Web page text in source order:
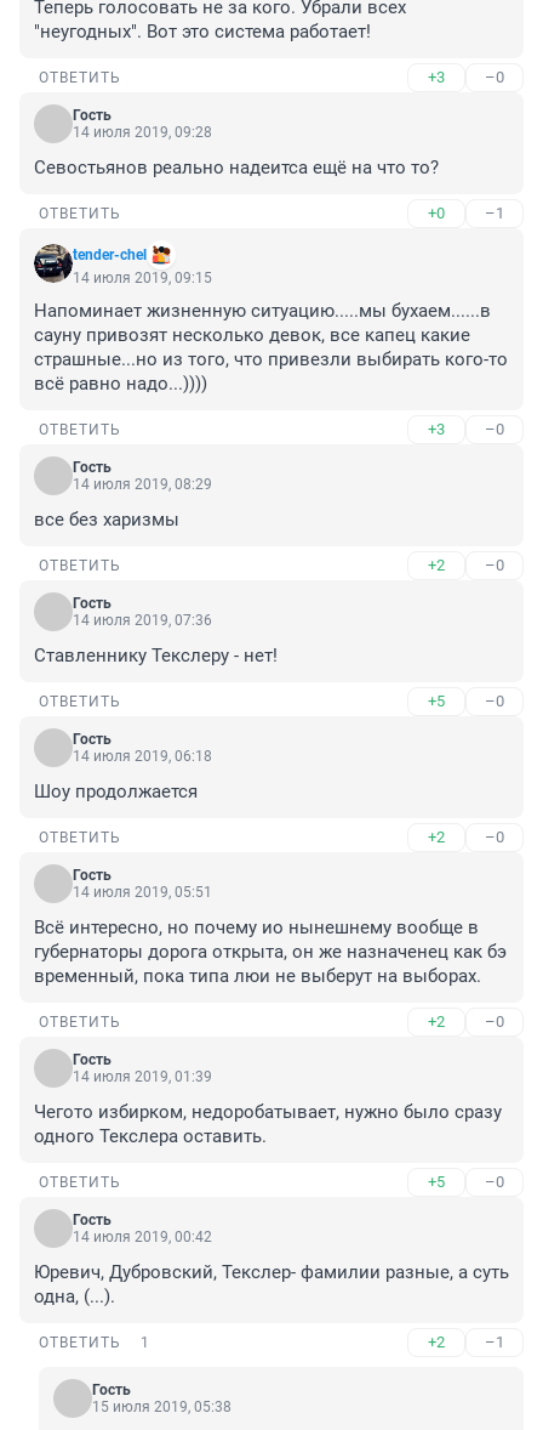
Теперь голосовать не за кого. Убрали всех
"неугодных". Вот это система работает!
ОТВЕТИТЬ +3 –0
Гость
14 июля 2019, 09:28
Севостьянов реально надеитса ещё на что то?
ОТВЕТИТЬ +0 –1
tender-chel
14 июля 2019, 09:15
Напоминает жизненную ситуацию.....мы бухаем......в
сауну привозят несколько девок, все капец какие
страшные...но из того, что привезли выбирать кого-то
всё равно надо...))))
ОТВЕТИТЬ +3 –0
Гость
14 июля 2019, 08:29
все без харизмы
ОТВЕТИТЬ +2 –0
Гость
14 июля 2019, 07:36
Ставленнику Текслеру - нет!
ОТВЕТИТЬ +5 –0
Гость
14 июля 2019, 06:18
Шоу продолжается
ОТВЕТИТЬ +2 –0
Гость
14 июля 2019, 05:51
Всё интересно, но почему ио нынешнему вообще в
губернаторы дорога открыта, он же назначенец как бэ
временный, пока типа люи не выберут на выборах.
ОТВЕТИТЬ +2 –0
Гость
14 июля 2019, 01:39
Чегото избирком, недоробатывает, нужно было сразу
одного Текслера оставить.
ОТВЕТИТЬ +5 –0
Гость
14 июля 2019, 00:42
Юревич, Дубровский, Текслер- фамилии разные, а суть
одна, (...).
ОТВЕТИТЬ 1 +2 –1
Гость
15 июля 2019, 05:38